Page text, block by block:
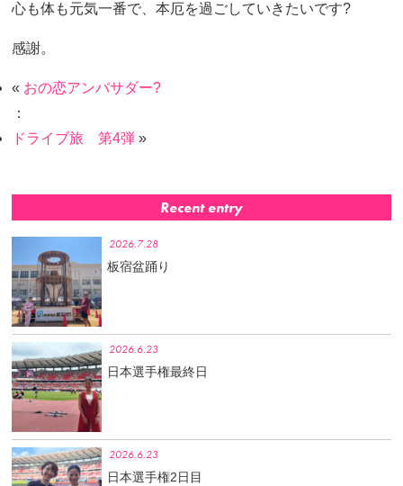
心も体も元気一番で、本厄を過ごしていきたいです?
感謝。
« おの恋アンバサダー?
：
ドライブ旅 第4弾 »
Recent entry
2026.7.28
板宿盆踊り
2026.6.23
日本選手権最終日
2026.6.23
日本選手権2日目